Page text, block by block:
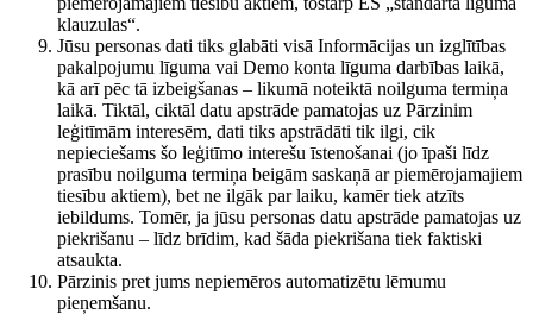
klauzulas“.
Jūsu personas dati tiks glabāti visā Informācijas un izglītības
pakalpojumu līguma vai Demo konta līguma darbības laikā,
kā arī pēc tā izbeigšanas – likumā noteiktā noilguma termiņa
laikā. Tiktāl, ciktāl datu apstrāde pamatojas uz Pārzinim
leģitīmām interesēm, dati tiks apstrādāti tik ilgi, cik
nepieciešams šo leģitīmo interešu īstenošanai (jo īpaši līdz
prasību noilguma termiņa beigām saskaņā ar piemērojamajiem
tiesību aktiem), bet ne ilgāk par laiku, kamēr tiek atzīts
iebildums. Tomēr, ja jūsu personas datu apstrāde pamatojas uz
piekrišanu – līdz brīdim, kad šāda piekrišana tiek faktiski
atsaukta.
Pārzinis pret jums nepiemēros automatizētu lēmumu
pieņemšanu.